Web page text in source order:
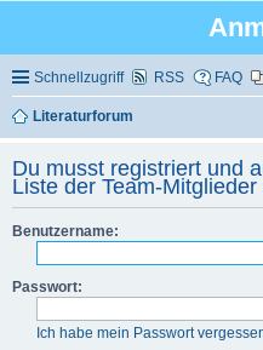
Schnellzugriff RSS FAQ
Literaturforum
Du musst registriert und
Liste der Team-
Benutzername:
Passwort:
Ich habe mein Passwort